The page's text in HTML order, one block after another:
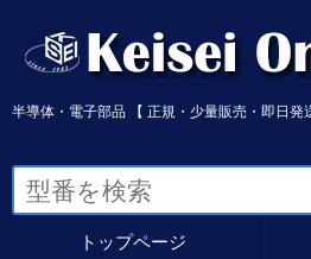
半導体・電子部品 【 正規・少量販売・即日発
トップページ